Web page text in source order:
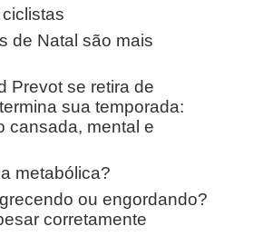
de Natal são mais
Prevot se retira de
sua temporada:
cansada, mental e
metabólica?
ou engordando?
corretamente